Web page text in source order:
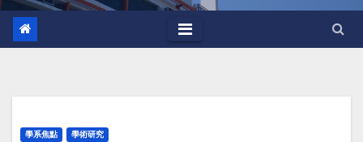
學系焦點 學術研究